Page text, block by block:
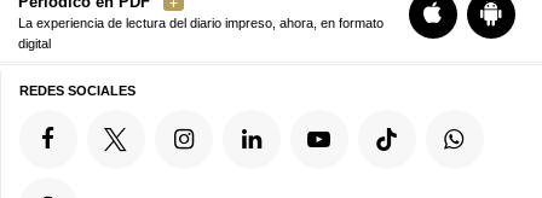
La experiencia de lectura del diario impreso, ahora, en formato
digital
REDES SOCIALES